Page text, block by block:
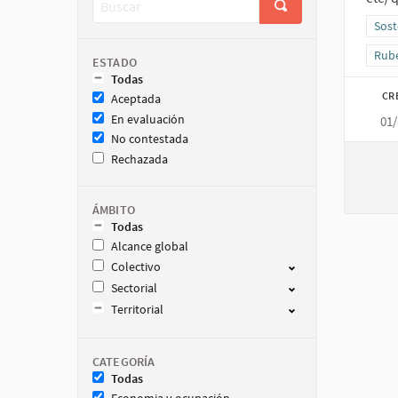
ESTADO
Todas
Aceptada
En evaluación
No contestada
Rechazada
ÁMBITO
Todas
Alcance global
Colectivo
Sectorial
Territorial
CATEGORÍA
Todas